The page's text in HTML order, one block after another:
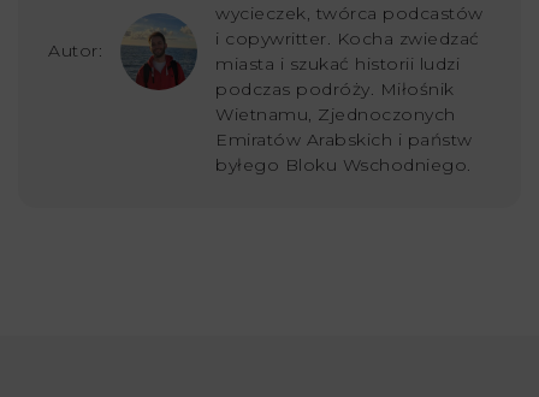
Autor:
wycieczek, twórca podcastów
i copywritter. Kocha zwiedzać
miasta i szukać historii ludzi
podczas podróży. Miłośnik
Wietnamu, Zjednoczonych
Emiratów Arabskich i państw
byłego Bloku Wschodniego.